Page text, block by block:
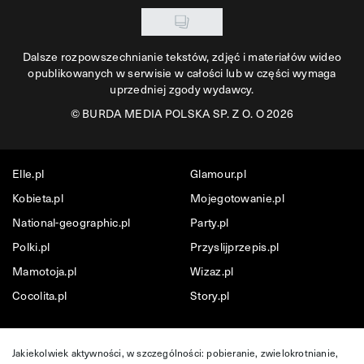
Dalsze rozpowszechnianie tekstów, zdjęć i materiałów wideo
opublikowanych w serwisie w całości lub w części wymaga
uprzedniej zgody wydawcy.
©BURDA MEDIA POLSKA SP. Z O. O 2026
Elle.pl
Glamour.pl
Kobieta.pl
Mojegotowanie.pl
National-geographic.pl
Party.pl
Polki.pl
Przyslijprzepis.pl
Mamotoja.pl
Wizaz.pl
Cocolita.pl
Story.pl
Jakiekolwiek aktywności, w szczególności: pobieranie, zwielokrotnianie,